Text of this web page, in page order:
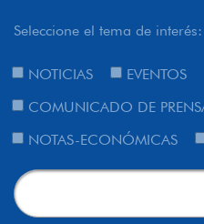
Seleccione el tema de interés:
NOTICIAS
EVENTOS
COMUNICADO DE
NOTAS-ECONÓMICAS